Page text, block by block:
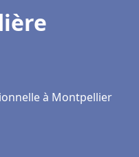
à Montpellier